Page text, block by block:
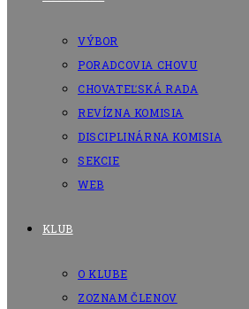
VÝBOR
PORADCOVIA CHOVU
CHOVATEĽSKÁ RADA
REVÍZNA KOMISIA
DISCIPLINÁRNA KOMISIA
SEKCIE
WEB
KLUB
O KLUBE
ZOZNAM ČLENOV